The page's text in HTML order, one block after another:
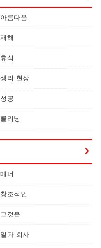
아름다움
재해
휴식
생리 현상
성공
클리닝
매너
창조적인
그것은
일과 회사